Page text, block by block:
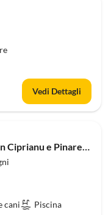
Vedi Dettagli
Casa per le vacanze Spiagge di San Ciprianu e Pinarello
cani
Piscina